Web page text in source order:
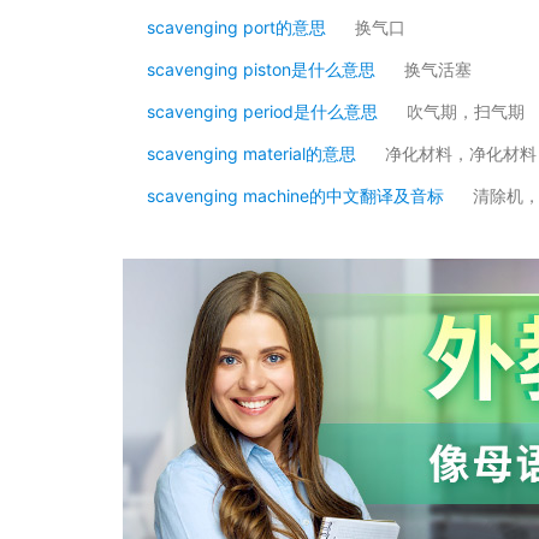
scavenging port的意思 换气口
scavenging piston是什么意思 换气活塞
scavenging period是什么意思 吹气期，扫气期
scavenging material的意思 净化材料，净化材料
scavenging machine的中文翻译及音标 清除机